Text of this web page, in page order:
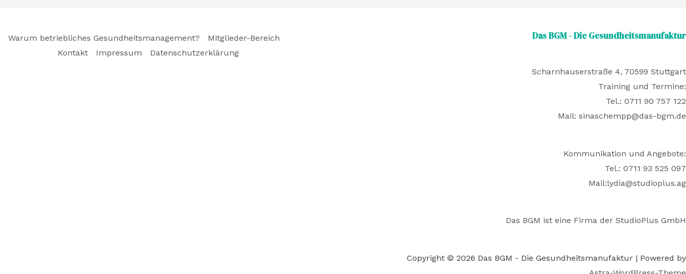
Warum betriebliches Gesundheitsmanagement?
Mitglieder-Bereich
Kontakt
Impressum Datenschutzerklärung
Das BGM - Die Gesundheitsmanufaktur
Scharnhauserstraße 4, 70599 Stuttgart
Training und Termine:
Tel.: 0711 90 757 122
Mail: sinaschempp@das-bgm.de
Kommunikation und Angebote:
Tel.: 0711 93 525 097
Mail:lydia@studioplus.ag
Das BGM ist eine Firma der StudioPlus GmbH
Copyright © 2026 Das BGM - Die Gesundheitsmanufaktur | Powered by